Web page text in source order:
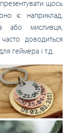
щось
є: наприклад,
або мисливця,
доводиться
геймера і т.д.